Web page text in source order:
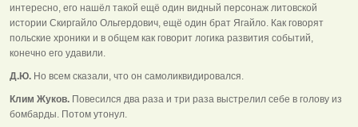
интересно, его нашёл такой ещё один видный персонаж литовской
истории Скиргайло Ольгердович, ещё один брат Ягайло. Как говорят
польские хроники и в общем как говорит логика развития событий,
конечно его удавили.
Д.Ю. Но всем сказали, что он самоликвидировался.
Клим Жуков. Повесился два раза и три раза выстрелил себе в голову из
бомбарды. Потом утонул.